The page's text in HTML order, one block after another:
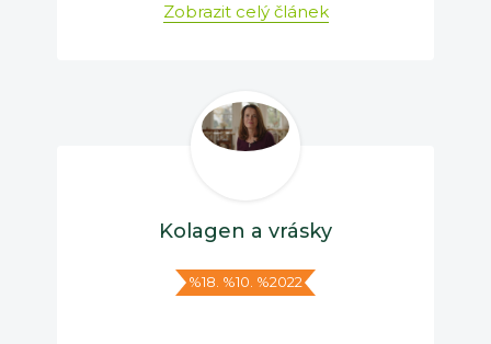
Zobrazit celý článek
Kolagen a vrásky
%18. %10. %2022